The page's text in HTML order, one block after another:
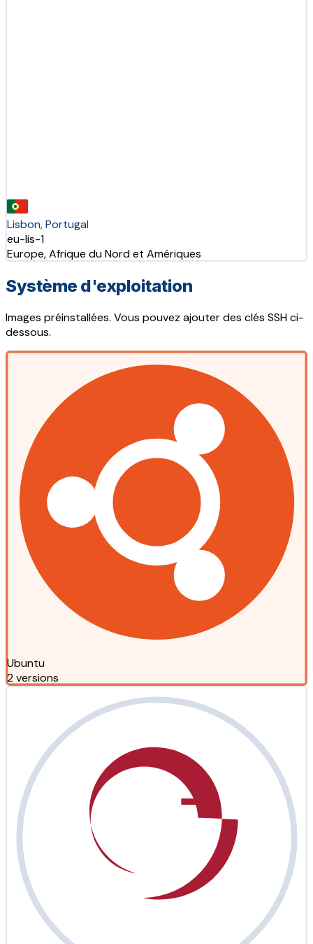
Lisbon, Portugal
eu-lis-1
Europe, Afrique du Nord et Amériques
Système d'exploitation
Images préinstallées. Vous pouvez ajouter des clés SSH ci-
dessous.
Ubuntu
2 versions